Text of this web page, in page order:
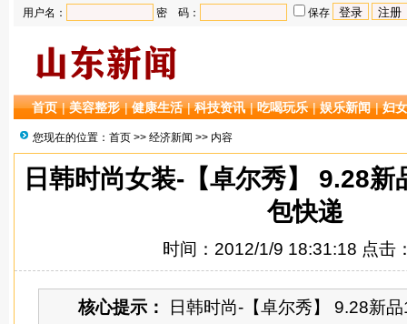
用户名： 密 码： 保存
首页 |美容整形 |健康生活 |科技资讯 |吃喝玩乐 |娱乐新闻 |妇
您现在的位置： 首页 >> 经济新闻 >> 内容
日韩时尚女装-【卓尔秀】 9.28
包快递
时间：2012/1/9 18:31:18 点击
核心提示：
日韩时尚-【卓尔秀】 9.28新